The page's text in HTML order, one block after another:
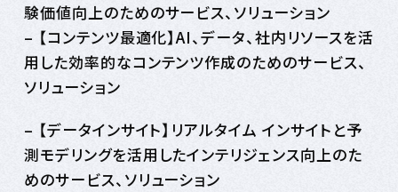
験価値向上のためのサービス、ソリューション
– 【コンテンツ最適化】AI、データ、社内リソースを活
用した効率的なコンテンツ作成​のためのサービス、
ソリューション​
– 【データインサイト】リアルタイム インサイトと予
測モデリング​を活用したインテリジェンス向上のた
めのサービス、ソリューション